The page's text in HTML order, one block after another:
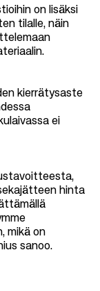
on lisäksi
tilalle, näin
kierrätysaste
ei
hinta
mikä on
sanoo.